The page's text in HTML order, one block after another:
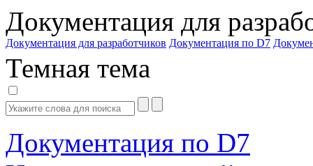
Документация для
Документация для разработчиков Документация по D7
Темная тема
Документация по D7